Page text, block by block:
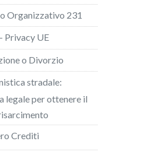
Organizzativo 231
Privacy UE
o Divorzio
stradale:
legale per ottenere il
Crediti